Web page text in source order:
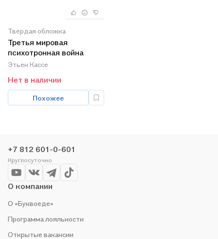
Твердая обложка
Третья мировая
психотронная война
Этьен Кассе
Нет в наличии
Похожее
+7 812 601-0-601
Круглосуточно
О компании
О «Буквоеде»
Программа лояльности
Открытые вакансии